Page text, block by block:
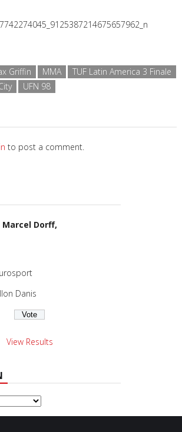
Griffin MMA
TUF Latin America 3 Finale
UFN 98
to post a comment.
Marcel Dorff,
Danis
View Results